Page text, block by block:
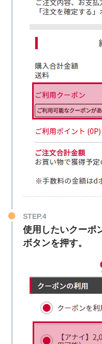
STEP.4
使用したいクーポ
ボタンを押す。